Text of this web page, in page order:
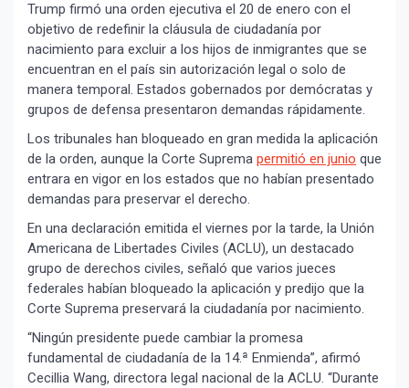
Trump firmó una orden ejecutiva el 20 de enero con el
objetivo de redefinir la cláusula de ciudadanía por
nacimiento para excluir a los hijos de inmigrantes que se
encuentran en el país sin autorización legal o solo de
manera temporal. Estados gobernados por demócratas y
grupos de defensa presentaron demandas rápidamente.
Los tribunales han bloqueado en gran medida la aplicación
de la orden, aunque la Corte Suprema permitió en junio que
entrara en vigor en los estados que no habían presentado
demandas para preservar el derecho.
En una declaración emitida el viernes por la tarde, la Unión
Americana de Libertades Civiles (ACLU), un destacado
grupo de derechos civiles, señaló que varios jueces
federales habían bloqueado la aplicación y predijo que la
Corte Suprema preservará la ciudadanía por nacimiento.
“Ningún presidente puede cambiar la promesa
fundamental de ciudadanía de la 14.ª Enmienda”, afirmó
Cecillia Wang, directora legal nacional de la ACLU. “Durante